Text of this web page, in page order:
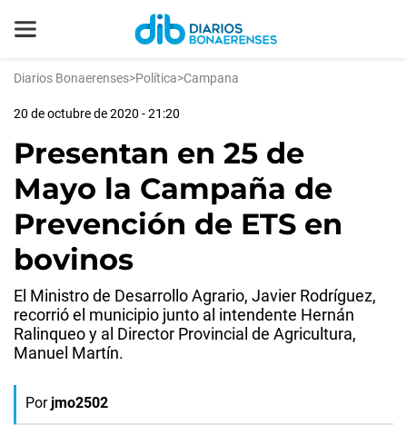
Diarios Bonaerenses>Política>Campana
20 de octubre de 2020 - 21:20
Presentan en 25 de
Mayo la Campaña de
Prevención de ETS en
bovinos
El Ministro de Desarrollo Agrario, Javier Rodríguez,
recorrió el municipio junto al intendente Hernán
Ralinqueo y al Director Provincial de Agricultura,
Manuel Martín.
Por jmo2502